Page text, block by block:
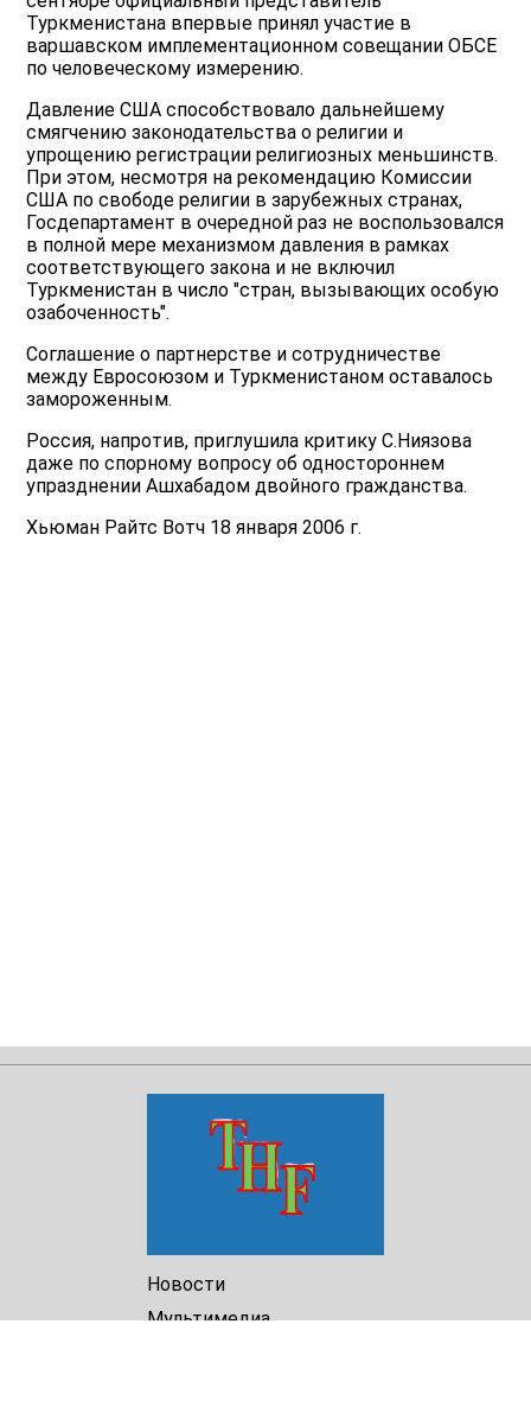
Туркменистана впервые принял участие в
варшавском имплементационном совещании ОБСЕ
по человеческому измерению.
Давление США способствовало дальнейшему
смягчению законодательства о религии и
упрощению регистрации религиозных меньшинств.
При этом, несмотря на рекомендацию Комиссии
США по свободе религии в зарубежных странах,
Госдепартамент в очередной раз не воспользовался
в полной мере механизмом давления в рамках
соответствующего закона и не включил
Туркменистан в число "стран, вызывающих особую
озабоченность".
Соглашение о партнерстве и сотрудничестве
между Евросоюзом и Туркменистаном оставалось
замороженным.
Россия, напротив, приглушила критику С.Ниязова
даже по спорному вопросу об одностороннем
упразднении Ашхабадом двойного гражданства.
Хьюман Райтс Вотч 18 января 2006 г.
Новости
Мультимедиа